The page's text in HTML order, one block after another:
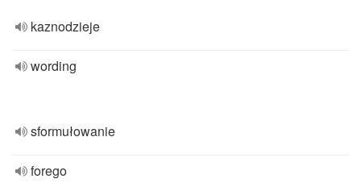
kaznodzieje
wording
sformułowanie
forego